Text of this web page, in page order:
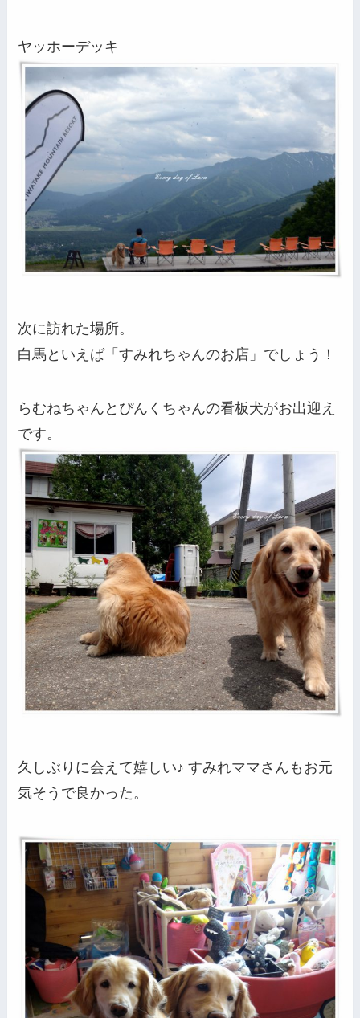
ヤッホーデッキ
次に訪れた場所。
白馬といえば「すみれちゃんのお店」でしょう！
らむねちゃんとぴんくちゃんの看板犬がお出迎え
です。
久しぶりに会えて嬉しい♪ すみれママさんもお元
気そうで良かった。